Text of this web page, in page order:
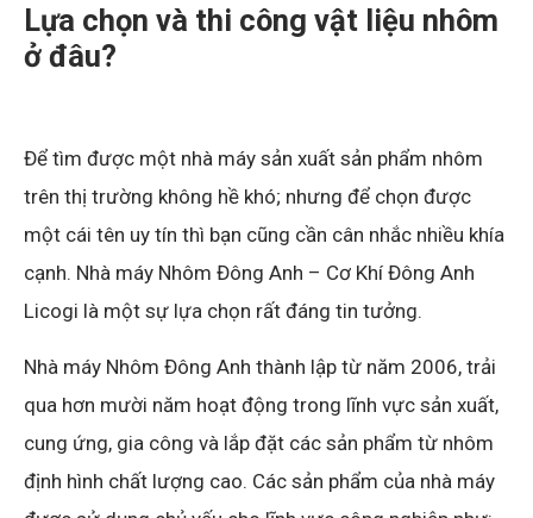
Lựa chọn và thi công vật liệu nhôm
ở đâu?
Để tìm được một nhà máy sản xuất sản phẩm nhôm
trên thị trường không hề khó; nhưng để chọn được
một cái tên uy tín thì bạn cũng cần cân nhắc nhiều khía
cạnh. Nhà máy Nhôm Đông Anh – Cơ Khí Đông Anh
Licogi là một sự lựa chọn rất đáng tin tưởng.
Nhà máy Nhôm Đông Anh thành lập từ năm 2006, trải
qua hơn mười năm hoạt động trong lĩnh vực sản xuất,
cung ứng, gia công và lắp đặt các sản phẩm từ nhôm
định hình chất lượng cao. Các sản phẩm của nhà máy